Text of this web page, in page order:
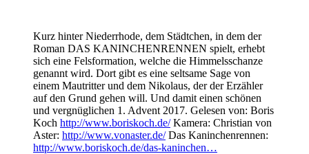
Kurz hinter Niederrhode, dem Städtchen, in dem der
Roman DAS KANINCHENRENNEN spielt, erhebt
sich eine Felsformation, welche die Himmelsschanze
genannt wird. Dort gibt es eine seltsame Sage von
einem Mautritter und dem Nikolaus, der der Erzähler
auf den Grund gehen will. Und damit einen schönen
und vergnüglichen 1. Advent 2017. Gelesen von: Boris
Koch http://www.boriskoch.de/Kamera: Christian von
Aster: http://www.vonaster.de/Das Kaninchenrennen:
http://www.boriskoch.de/das-kaninchen…